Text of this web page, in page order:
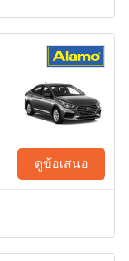
ดูข้อเสนอ